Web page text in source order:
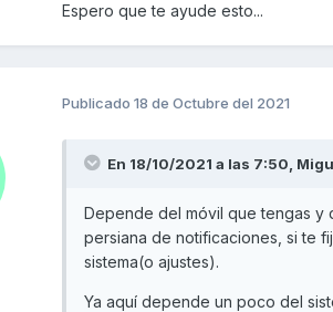
Espero que te ayude esto...
Publicado 18 de Octubre del 2021
En 18/10/2021 a las 7:50,
Depende del móvil que tengas y
persiana de notificaciones, si te
sistema(o ajustes).
Ya aquí depende un poco del